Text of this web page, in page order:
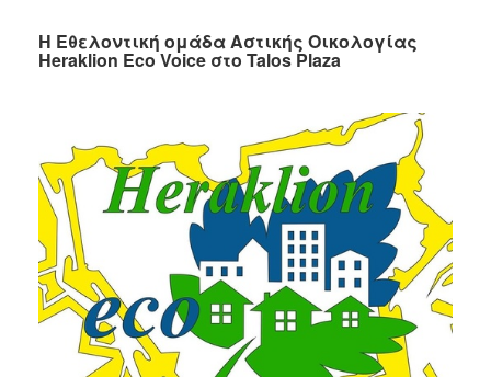
2022
2019
2018
2017
2015
2012
2011
H Eθελοντική ομάδα Αστικής Οικολογίας
Heraklion Eco Voice στο Talos Plaza